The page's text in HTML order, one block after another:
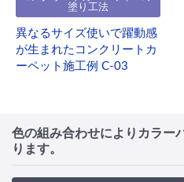
塗り工法
異なるサイズ使いで躍動感
が生まれたコンクリートカ
ーペット施工例 C-03
色の組み合わせによりカラー
ります。